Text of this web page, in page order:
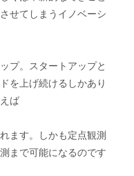
せてしまうイノベーシ
プ。スタートアップと
を上げ続けるしかあり
ば
ます。しかも定点観測
まで可能になるのです